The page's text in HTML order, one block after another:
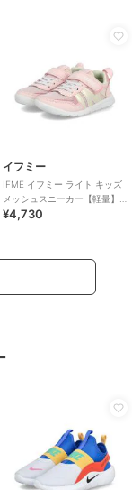
イフミー
IFME イフミー ライト キッズ
メッシュスニーカー【軽量】
子供靴 ストラップシューズ 1
¥4,730